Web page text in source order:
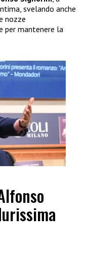
svelando anche
nozze
per mantenere la